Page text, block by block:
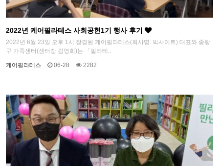
2022년 케어필라테스 사회공헌1기 행사 후기
2022년 6월 23일 오후 1시 장경원 케어필라테스(회사명: 빅사이트) 대표와 중랑
구 가족센터(센터장 김영희)는 「필라테..
케어필라테스 06-28 2282